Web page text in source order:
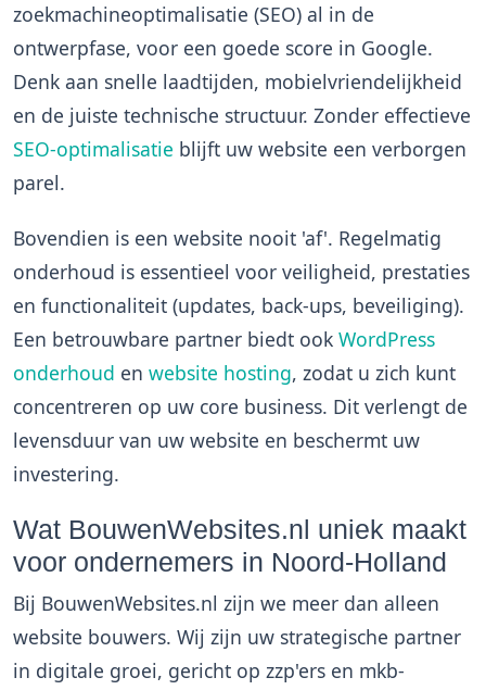
zoekmachineoptimalisatie (SEO) al in de
ontwerpfase, voor een goede score in Google.
Denk aan snelle laadtijden, mobielvriendelijkheid
en de juiste technische structuur. Zonder effectieve
SEO-optimalisatie blijft uw website een verborgen
parel.
Bovendien is een website nooit 'af'. Regelmatig
onderhoud is essentieel voor veiligheid, prestaties
en functionaliteit (updates, back-ups, beveiliging).
Een betrouwbare partner biedt ook WordPress
onderhoud en website hosting, zodat u zich kunt
concentreren op uw core business. Dit verlengt de
levensduur van uw website en beschermt uw
investering.
Wat BouwenWebsites.nl uniek maakt
voor ondernemers in Noord-Holland
Bij BouwenWebsites.nl zijn we meer dan alleen
website bouwers. Wij zijn uw strategische partner
in digitale groei, gericht op zzp'ers en mkb-